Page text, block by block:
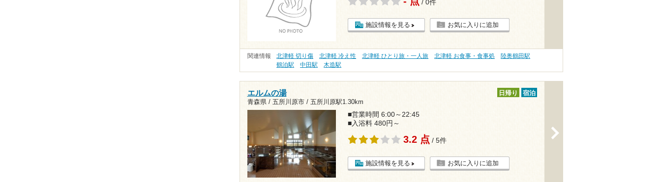
/ 0件
施設情報を見る お気に入りに追加
関連情報 北津軽 切り傷 北津軽 冷え性 北津軽 ひとり旅・一人旅 北津軽 お食事・食事処
陸奥鶴田駅
鶴泊駅
中田駅 木造駅
エルムの湯
青森県 / 五所川原市 / 五所川原駅1.30km
日帰り 宿泊
■営業時間 6:00～22:45
■入浴料 480円～
3.2 点 / 5件
施設情報を見る お気に入りに追加